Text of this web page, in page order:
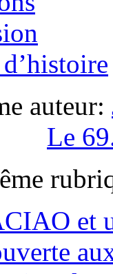
auteur:
Le
et